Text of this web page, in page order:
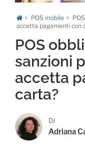
POS mobile
accetta pagamenti con
POS
sanzioni
accetta
carta?
Di
Adriana